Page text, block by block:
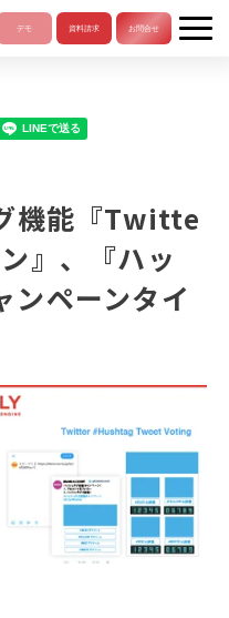
LINEで送る
機能『Twitte
』、『ハッ
ンペーンタイ